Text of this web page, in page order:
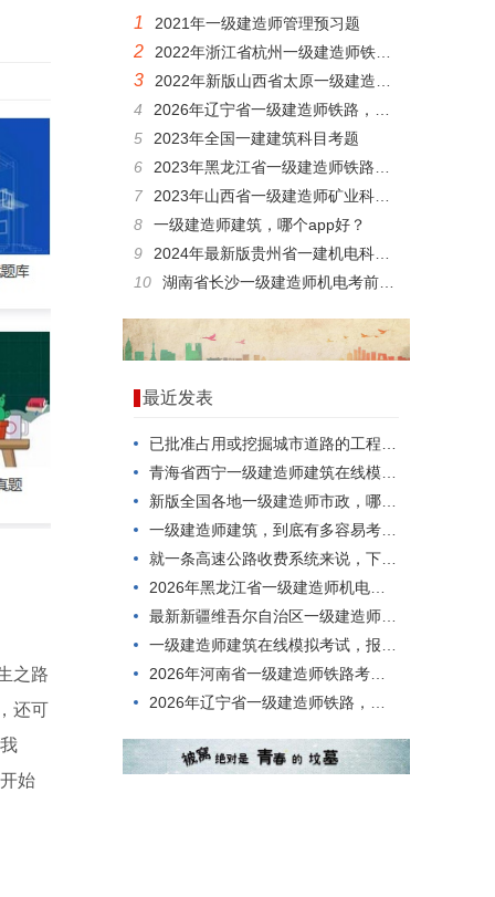
之路
还可
始
1 2021年一级建造师管理预习题
2 2022年浙江省杭州一级建造师铁路科目真题
3
2022年新版山西省太原一级建造师铁路科目试题
4
2026年辽宁省一级建造师铁路，考点分析
5
2023年全国一建建筑科目考题
6
2023年黑龙江省一级建造师铁路科目题目
7
2023年山西省一级建造师矿业科目考试考题
8
一级建造师建筑，哪个app好？
9
2024年最新版贵州省一建机电科目模拟真题
10
湖南省长沙一级建造师机电考前押题
最近发表
已批准占用或挖掘城市道路的工程项目，发生()情况应提前办理变更审批手续。
青海省西宁一级建造师建筑在线模拟，考试题库答案推荐
新版全国各地一级建造师市政，哪个app好？
一级建造师建筑，到底有多容易考过？
就一条高速公路收费系统来说，下列选项中属于基本系统构成的是()。
2026年黑龙江省一级建造师机电在线考核历年真题
最新新疆维吾尔自治区一级建造师水利考核题目
一级建造师建筑在线模拟考试，报考条件有哪些？
2026年河南省一级建造师铁路考核模拟真题
2026年辽宁省一级建造师铁路，考点分析